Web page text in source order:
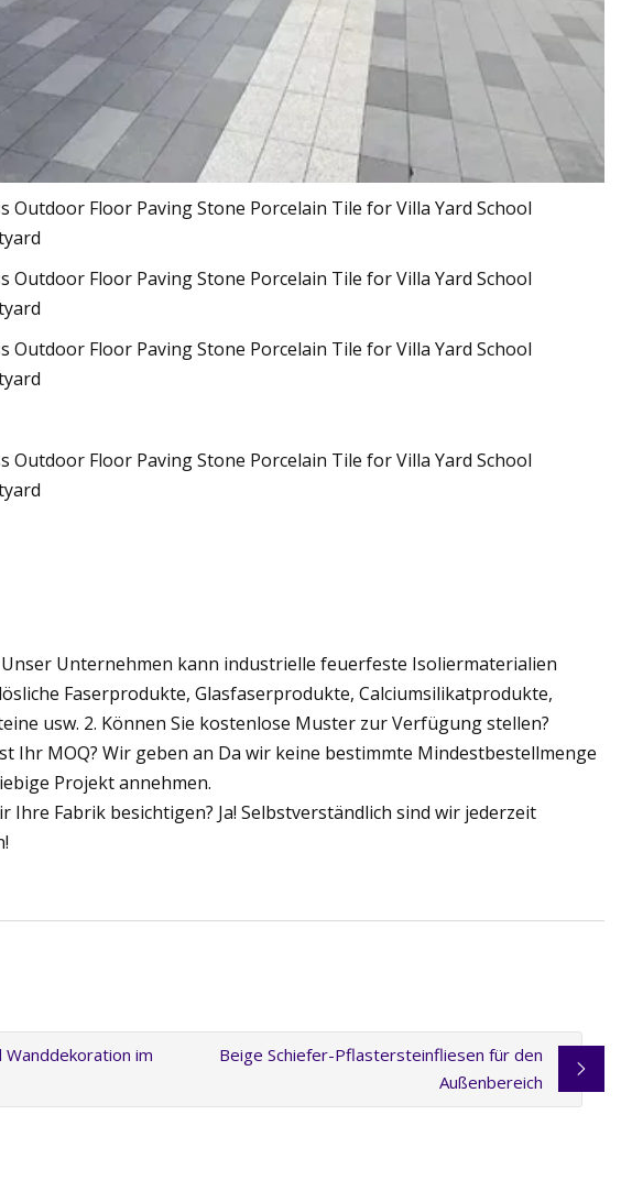
Unternehmen kann industrielle feuerfeste Isoliermaterialien
Faserprodukte, Glasfaserprodukte, Calciumsilikatprodukte,
​​usw. 2. Können Sie kostenlose Muster zur Verfügung stellen?
Ihr MOQ? Wir geben an Da wir keine bestimmte Mindestbestellmenge
Projekt annehmen.
Ihre Fabrik besichtigen? Ja! Selbstverständlich sind wir jederzeit
im
Beige Schiefer-Pflastersteinfliesen für den
Außenbereich